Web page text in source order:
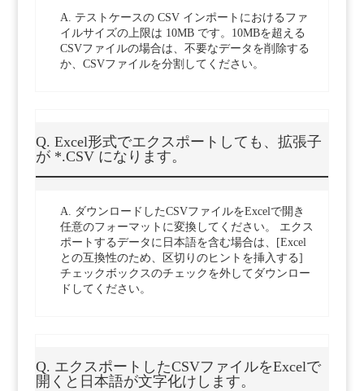
A. テストケースの CSV インポートにおけるファ
イルサイズの上限は 10MB です。10MBを超える
CSVファイルの場合は、不要なデータを削除する
か、CSVファイルを分割してください。
Q. Excel形式でエクスポートしても、拡張子
が *.CSV になります。
A. ダウンロードしたCSVファイルをExcelで開き
任意のフォーマットに変換してください。 エクス
ポートするデータに日本語を含む場合は、[Excel
との互換性のため、区切りのヒントを挿入する]
チェックボックスのチェックを外してダウンロー
ドしてください。
Q. エクスポートしたCSVファイルをExcelで
開くと日本語が文字化けします。